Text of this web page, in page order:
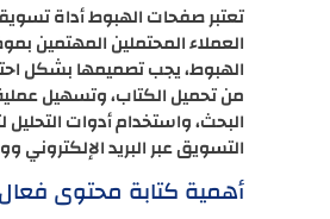
تعتبر صفحات الهبوط أداة
العملاء المحتملين المهتمين
الهبوط، يجب تصميمها بشكل
من تحميل الكتاب، وتسهيل
البحث، واستخدام أدوات
التسويق عبر البريد الإلكتروني
أهمية كتابة محتوى